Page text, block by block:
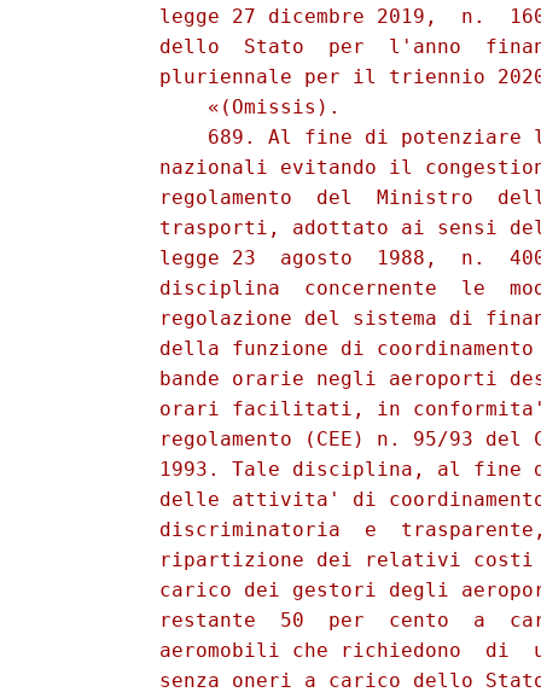
legge 27 dicembre 2019,  n.
dello  Stato  per  l'anno
pluriennale per il triennio
              «(Omissis).
689. Al fine di potenziare
nazionali evitando il
regolamento  del  Ministro
trasporti, adottato ai sensi
legge 23  agosto  1988,  n.
disciplina  concernente  le
regolazione del sistema di
della funzione di
bande orarie negli aeroporti
orari facilitati, in
regolamento (CEE) n. 95/93 del
1993. Tale disciplina, al fine
delle attivita' di
discriminatoria  e
ripartizione dei relativi
carico dei gestori degli
restante  50  per  cento  a
aeromobili che richiedono  di
senza oneri a carico dello